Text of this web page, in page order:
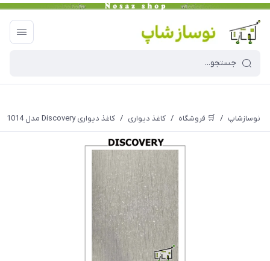
نوسازشاپ / 🛒 فروشگاه / کاغذ دیواری / کاغذ دیواری Discovery مدل 1014